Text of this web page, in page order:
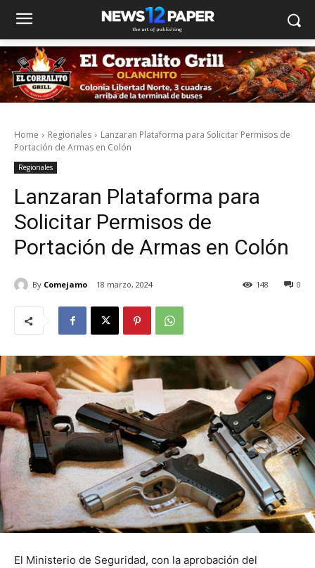
Home Regionales
Lanzaran Plataforma para Solicitar Permisos de
Portación de Armas en Colón
Regionales
Lanzaran Plataforma para
Solicitar Permisos de
Portación de Armas en Colón
By Comejamo 18 marzo, 2024 0
148
El Ministerio de Seguridad, con la aprobación del